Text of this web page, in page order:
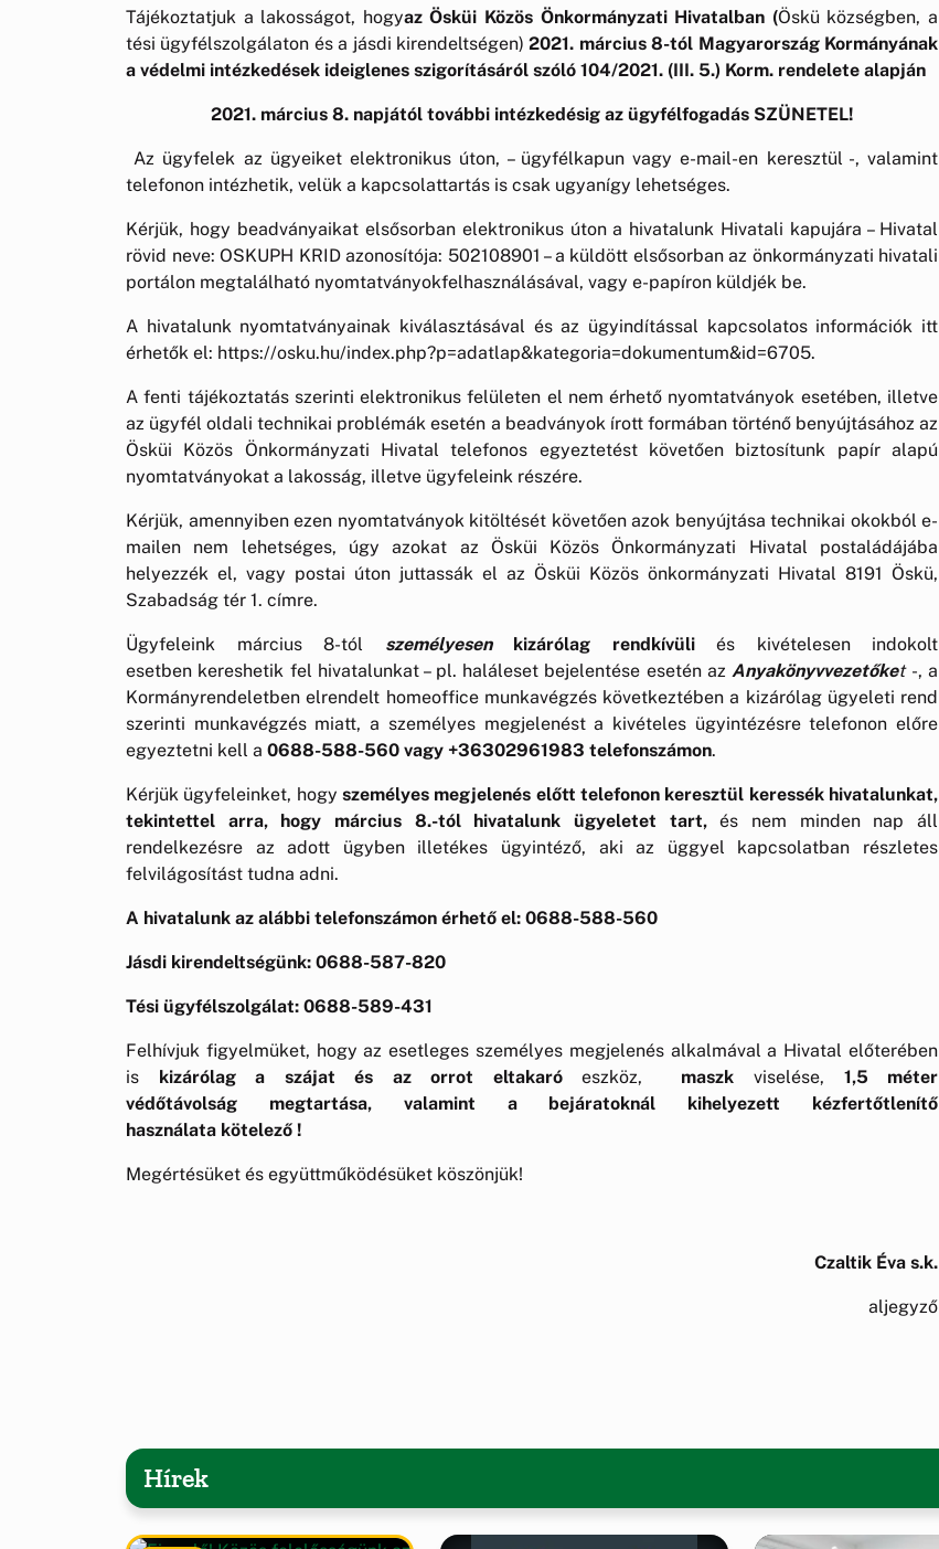
Tájékoztatjuk a lakosságot, hogyaz Ösküi Közös Önkormányzati Hivatalban (Öskü községben, a
tési ügyfélszolgálaton és a jásdi kirendeltségen)2021. március 8-tól Magyarország Kormányának
a védelmi intézkedések ideiglenes szigorításáról szóló 104/2021. (III. 5.) Korm. rendelete alapján
2021. március 8. napjától további intézkedésig az ügyfélfogadás SZÜNETEL!
Az ügyfelek az ügyeiket elektronikus úton, – ügyfélkapun vagy e-mail-en keresztül -, valamint
telefonon intézhetik, velük a kapcsolattartás is csak ugyanígy lehetséges.
Kérjük, hogy beadványaikat elsősorban elektronikus úton a hivatalunk Hivatali kapujára – Hivatal
rövid neve: OSKUPH KRID azonosítója: 502108901 – a küldött elsősorban az önkormányzati hivatali
portálon megtalálható nyomtatványokfelhasználásával, vagy e-papíron küldjék be.
A hivatalunk nyomtatványainak kiválasztásával és az ügyindítással kapcsolatos információk itt
érhetők el: https://osku.hu/index.php?p=adatlap&kategoria=dokumentum&id=6705.
A fenti tájékoztatás szerinti elektronikus felületen el nem érhető nyomtatványok esetében, illetve
az ügyfél oldali technikai problémák esetén a beadványok írott formában történő benyújtásához az
Ösküi Közös Önkormányzati Hivatal telefonos egyeztetést követően biztosítunk papír alapú
nyomtatványokat a lakosság, illetve ügyfeleink részére.
Kérjük, amennyiben ezen nyomtatványok kitöltését követően azok benyújtása technikai okokból e-
mailen nem lehetséges, úgy azokat az Ösküi Közös Önkormányzati Hivatal postaládájába
helyezzék el, vagy postai úton juttassák el az Ösküi Közös önkormányzati Hivatal 8191 Öskü,
Szabadság tér 1. címre.
Ügyfeleink március 8-tól személyesen kizárólag rendkívüliés kivételesen indokolt
esetben kereshetik fel hivatalunkat – pl. haláleset bejelentése esetén az Anyakönyvvezetőket-, a
Kormányrendeletben elrendelt homeoffice munkavégzés következtében a kizárólag ügyeleti rend
szerinti munkavégzés miatt, a személyes megjelenést a kivételes ügyintézésre telefonon előre
egyeztetni kell a 0688-588-560 vagy +36302961983 telefonszámon.
Kérjük ügyfeleinket, hogy személyes megjelenés előtt telefonon keresztül keressék hivatalunkat,
tekintettel arra, hogy március 8.-tól hivatalunk ügyeletet tart,és nem minden nap áll
rendelkezésre az adott ügyben illetékes ügyintéző, aki az üggyel kapcsolatban részletes
felvilágosítást tudna adni.
A hivatalunk az alábbi telefonszámon érhető el: 0688-588-560
Jásdi kirendeltségünk: 0688-587-820
Tési ügyfélszolgálat: 0688-589-431
Felhívjuk figyelmüket, hogy az esetleges személyes megjelenés alkalmával a Hivatal előterében
is kizárólag a szájat és az orrot eltakaróeszköz, maszk viselése, 1,5 méter
védőtávolság megtartása, valamint a bejáratoknál kihelyezett kézfertőtlenítő
használata kötelező !
Megértésüket és együttműködésüket köszönjük!
Czaltik Éva s.k.
aljegyző
Hírek